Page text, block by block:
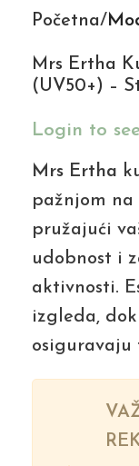
Početna
Mrs Ertha
(UV50+) –
Login to
Mrs Ertha
pažnjom
pružajući
udobnost i
aktivnosti.
izgleda,
osiguravaju